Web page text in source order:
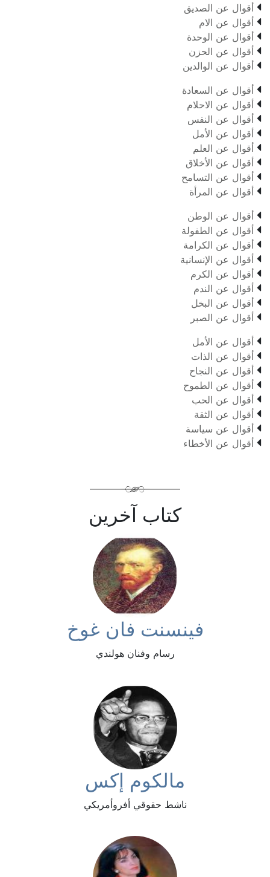
 أقوال عن الصديق
 أقوال عن الام
 أقوال عن الوحدة
 أقوال عن الحزن
 أقوال عن الوالدين
 أقوال عن السعادة
 أقوال عن الاحلام
 أقوال عن النفس
 أقوال عن الأمل
 أقوال عن العلم
 أقوال عن الأخلاق
 أقوال عن التسامح
 أقوال عن المرأة
 أقوال عن الوطن
 أقوال عن الطفولة
 أقوال عن الكرامة
 أقوال عن الإنسانية
 أقوال عن الكرم
 أقوال عن الندم
 أقوال عن البخل
 أقوال عن الصبر
 أقوال عن الأمل
 أقوال عن الذات
 أقوال عن النجاح
 أقوال عن الطموح
 أقوال عن الحب
 أقوال عن الثقة
 أقوال عن سياسة
 أقوال عن الأخطاء
كتاب آخرين
فينسنت فان غوخ
رسام وفنان هولندي
مالكوم إكس
ناشط حقوقي أفروأمريكي